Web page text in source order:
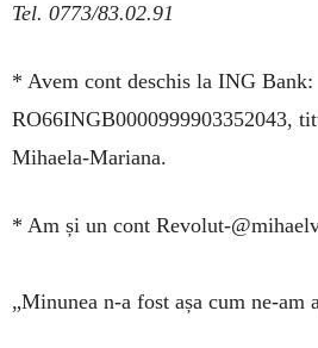
Tel. 0773/83.02.91
* Avem cont deschis la ING Bank:
RO66INGB0000999903352043,
Mihaela-Mariana.
* Am și un cont Revolut-
„Minunea n-a fost așa cum ne-am